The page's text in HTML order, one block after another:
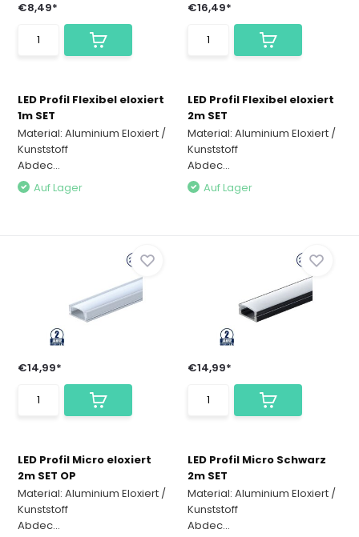
€8,49*
LED Profil Flexibel eloxiert
1m SET
Material: Aluminium Eloxiert /
Kunststoff
Abdec...
Auf Lager
€16,49*
LED Profil Flexibel eloxiert
2m SET
Material: Aluminium Eloxiert /
Kunststoff
Abdec...
Auf Lager
€14,99*
LED Profil Micro eloxiert
2m SET OP
Material: Aluminium Eloxiert /
Kunststoff
Abdec...
€14,99*
LED Profil Micro Schwarz
2m SET
Material: Aluminium Eloxiert /
Kunststoff
Abdec...